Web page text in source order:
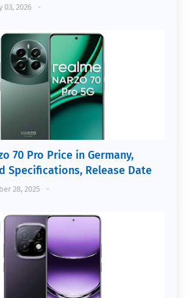
-
03, 2026
70 Pro Price in Germany,
Specifications, Release Date
-
28, 2025